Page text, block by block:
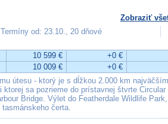
Zobraziť
Termíny od: 23.10., 20 dňové
10 599 € +0 €
10 009 € +0 €
útesu - ktorý je s dĺžkou 2.000 km
ktorej sa pozrieme do prístavnej štvrte
Bridge. Výlet do Featherdale Wildlife
čerta.